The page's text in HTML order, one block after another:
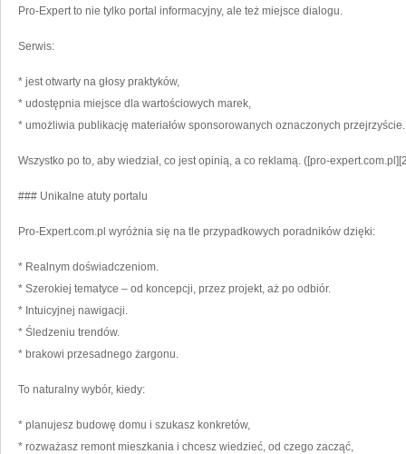
Pro-Expert to nie tylko portal informacyjny, ale też miejsce dialogu.
Serwis:
* jest otwarty na głosy praktyków,
* udostępnia miejsce dla wartościowych marek,
* umożliwia publikację materiałów sponsorowanych oznaczonych przejrzyście.
Wszystko po to, aby wiedział, co jest opinią, a co reklamą. ([pro-
### Unikalne atuty portalu
Pro-Expert.com.pl wyróżnia się na tle przypadkowych poradników dzięki:
* Realnym doświadczeniom.
* Szerokiej tematyce – od koncepcji, przez projekt, aż po odbiór.
* Intuicyjnej nawigacji.
* Śledzeniu trendów.
* brakowi przesadnego żargonu.
To naturalny wybór, kiedy:
* planujesz budowę domu i szukasz konkretów,
* rozważasz remont mieszkania i chcesz wiedzieć, od czego zacząć,